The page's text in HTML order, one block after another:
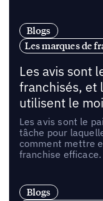
Blogs
Les marques de
Les avis sont
franchisés, et
utilisent le
Les avis sont le
tâche pour
comment mettre
franchise efficace.
Blogs